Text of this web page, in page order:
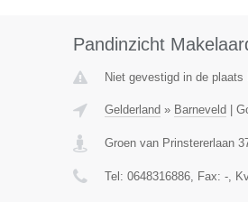
Pandinzicht
Niet gevestigd in de
Gelderland » Barneveld
Groen van Prinstererlaan
Tel: 0648316886, Fax: -,